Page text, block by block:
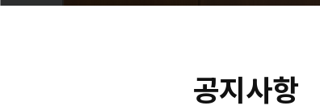
공지사항